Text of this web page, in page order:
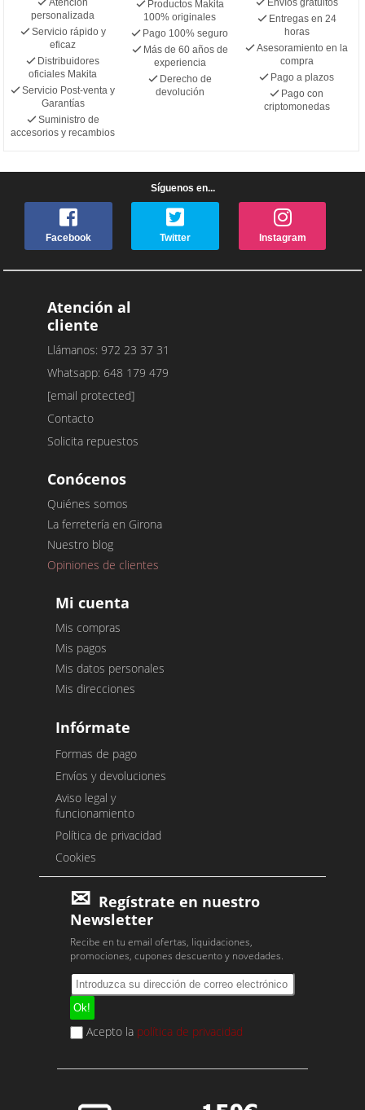
personalizada
Servicio rápido y
eficaz
Distribuidores
oficiales Makita
Servicio Post-venta y
Garantías
Suministro de
accesorios y recambios
Productos Makita
100% originales
Pago 100% seguro
Más de 60 años de
experiencia
Derecho de
devolución
Entregas en 24
horas
Asesoramiento en la
compra
Pago a plazos
Pago con
criptomonedas
Síguenos en...
Facebook Twitter Instagram
Atención al
cliente
Llámanos: 972 23 37 31
Whatsapp: 648 179 479
[email protected]
Contacto
Solicita repuestos
Conócenos
Quiénes somos
La ferretería en Girona
Nuestro blog
Opiniones de clientes
Mi cuenta
Mis compras
Mis pagos
Mis datos personales
Mis direcciones
Infórmate
Formas de pago
Envíos y devoluciones
Aviso legal y
funcionamiento
Política de privacidad
Cookies
Regístrate en nuestro
Newsletter
Recibe en tu email ofertas, liquidaciones,
promociones, cupones descuento y novedades.
Acepto la política de privacidad